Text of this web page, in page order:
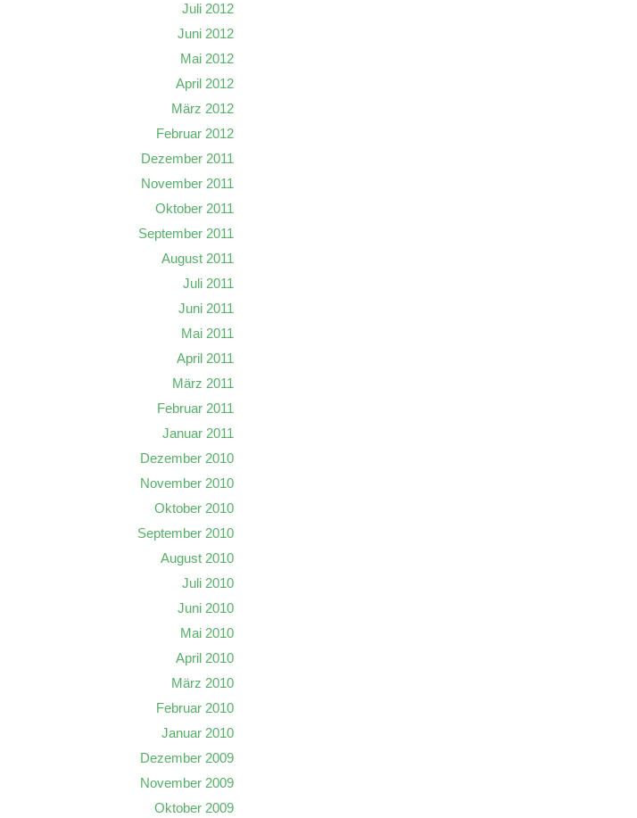
Juli 2012
Juni 2012
Mai 2012
April 2012
März 2012
Februar 2012
Dezember 2011
November 2011
Oktober 2011
September 2011
August 2011
Juli 2011
Juni 2011
Mai 2011
April 2011
März 2011
Februar 2011
Januar 2011
Dezember 2010
November 2010
Oktober 2010
September 2010
August 2010
Juli 2010
Juni 2010
Mai 2010
April 2010
März 2010
Februar 2010
Januar 2010
Dezember 2009
November 2009
Oktober 2009